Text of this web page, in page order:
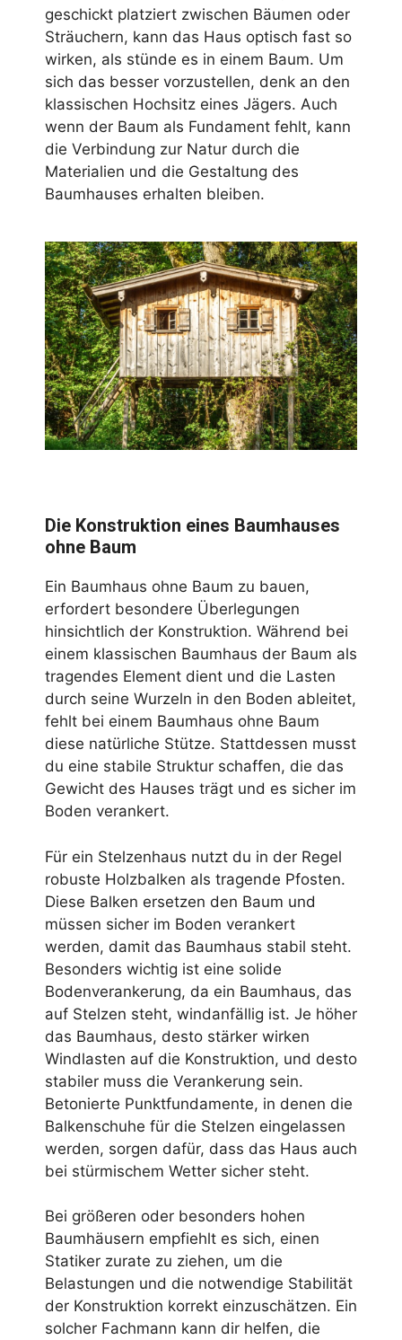
geschickt platziert zwischen Bäumen oder
Sträuchern, kann das Haus optisch fast so
wirken, als stünde es in einem Baum. Um
sich das besser vorzustellen, denk an den
klassischen Hochsitz eines Jägers. Auch
wenn der Baum als Fundament fehlt, kann
die Verbindung zur Natur durch die
Materialien und die Gestaltung des
Baumhauses erhalten bleiben.
Die Konstruktion eines Baumhauses
ohne Baum
Ein Baumhaus ohne Baum zu bauen,
erfordert besondere Überlegungen
hinsichtlich der Konstruktion. Während bei
einem klassischen Baumhaus der Baum als
tragendes Element dient und die Lasten
durch seine Wurzeln in den Boden ableitet,
fehlt bei einem Baumhaus ohne Baum
diese natürliche Stütze. Stattdessen musst
du eine stabile Struktur schaffen, die das
Gewicht des Hauses trägt und es sicher im
Boden verankert.
Für ein Stelzenhaus nutzt du in der Regel
robuste Holzbalken als tragende Pfosten.
Diese Balken ersetzen den Baum und
müssen sicher im Boden verankert
werden, damit das Baumhaus stabil steht.
Besonders wichtig ist eine solide
Bodenverankerung, da ein Baumhaus, das
auf Stelzen steht, windanfällig ist. Je höher
das Baumhaus, desto stärker wirken
Windlasten auf die Konstruktion, und desto
stabiler muss die Verankerung sein.
Betonierte Punktfundamente, in denen die
Balkenschuhe für die Stelzen eingelassen
werden, sorgen dafür, dass das Haus auch
bei stürmischem Wetter sicher steht.
Bei größeren oder besonders hohen
Baumhäusern empfiehlt es sich, einen
Statiker zurate zu ziehen, um die
Belastungen und die notwendige Stabilität
der Konstruktion korrekt einzuschätzen. Ein
solcher Fachmann kann dir helfen, die